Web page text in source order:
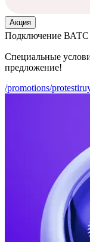
Акция
Подключение ВАТС
Специальные
предложение!
/promotions/